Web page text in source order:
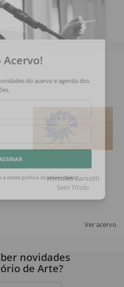
Hércules Barsotti
Sem Título
Ver acervo
do acervo e agenda dos
nossa política de privacidade.
novidades
de Arte?